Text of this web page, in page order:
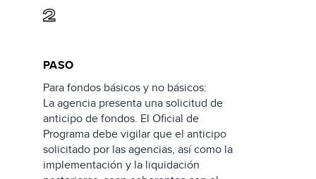
2
PASO
Para fondos básicos y no básicos:
La agencia presenta una solicitud de
anticipo de fondos. El Oficial de
Programa debe vigilar que el anticipo
solicitado por las agencias, así como la
implementación y la liquidación